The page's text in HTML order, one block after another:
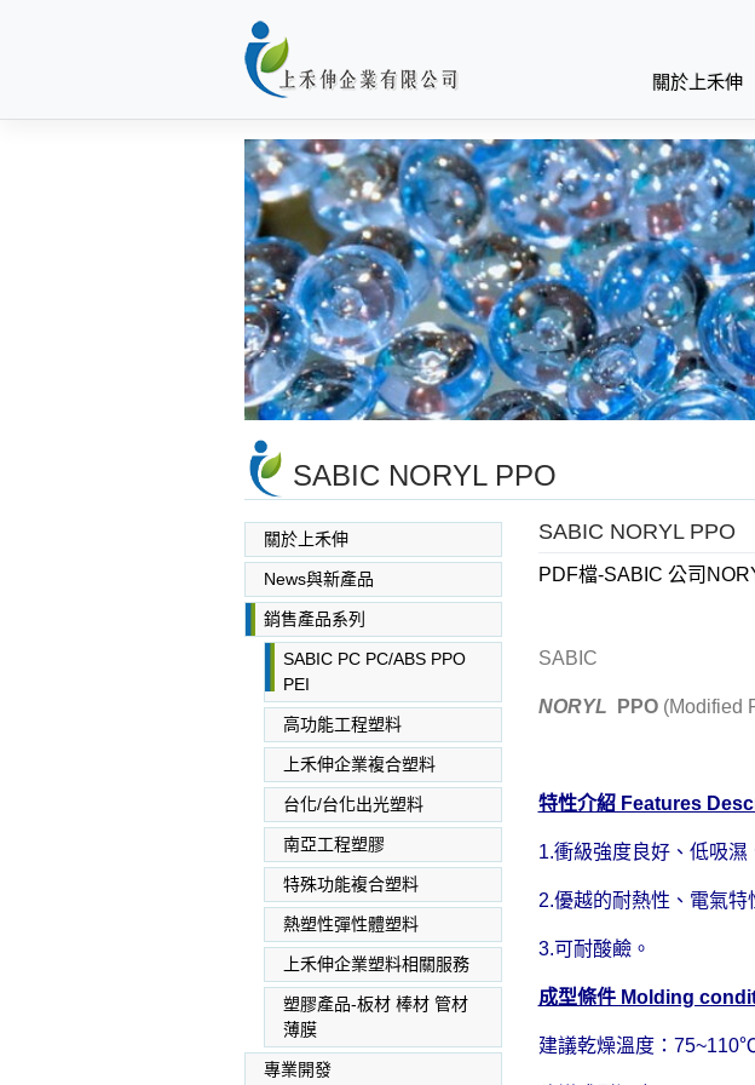
關於上禾伸
SABIC NORYL PPO
關於上禾伸
News與新產品
銷售產品系列
SABIC PC PC/ABS PPO
PEI
高功能工程塑料
上禾伸企業複合塑料
台化/台化出光塑料
南亞工程塑膠
特殊功能複合塑料
熱塑性彈性體塑料
上禾伸企業塑料相關服務
塑膠產品-板材 棒材 管材
薄膜
專業開發
SABIC NORYL PPO
PDF檔-SABIC 公司
SABIC
NORYL PPO(Modified
特性介紹 Features
1.衝級強度良好、低吸濕
2.優越的耐熱性、電氣特
3.可耐酸鹼。
成型條件 Molding
建議乾燥溫度：